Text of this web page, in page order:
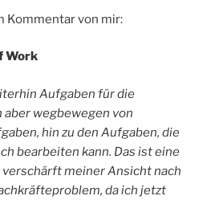
Kommentar von mir:
Work
Aufgaben für die
wegbewegen von
hin zu den Aufgaben, die
bearbeiten kann. Das ist eine
meiner Ansicht nach
da ich jetzt